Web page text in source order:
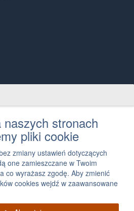
stronach
pliki cookie
zmiany ustawień dotyczących
one zamieszczane w Twoim
co wyrażasz zgodę. Aby zmienić
cookies wejdź w zaawansowane